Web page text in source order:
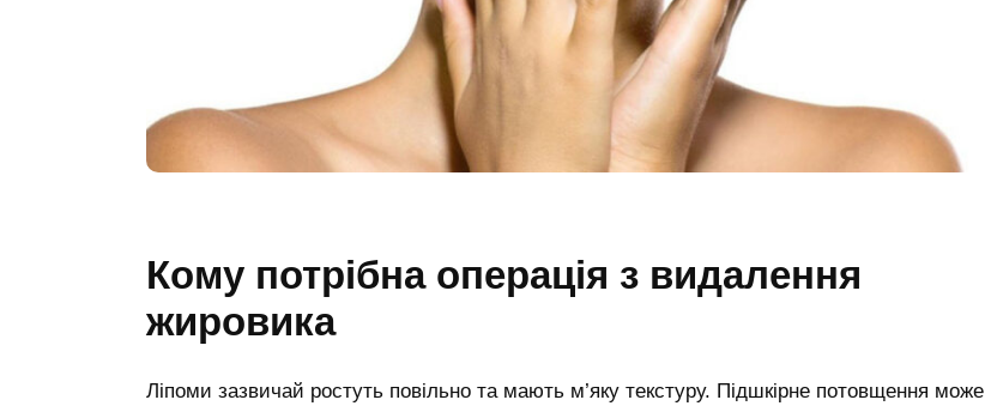
Кому потрібна операція з видалення
жировика
Ліпоми зазвичай ростуть повільно та мають м’яку текстуру. Підшкірне потовщення може